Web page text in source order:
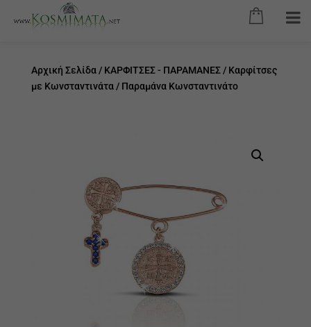
Αρχική Σελίδα/ ΚΑΡΦΙΤΣΕΣ - ΠΑΡΑΜΑΝΕΣ/ Καρφίτσες
με Κωνσταντινάτα/ Παραμάνα Κωνσταντινάτο